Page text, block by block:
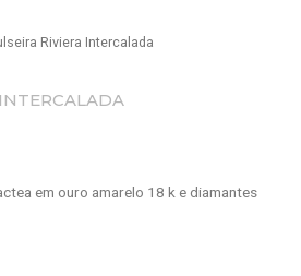
Riviera Intercalada
em ouro amarelo 18 k e diamantes